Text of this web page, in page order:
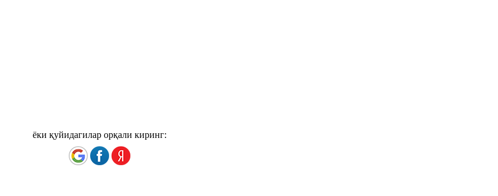
ёки қуйидагилар орқали киринг: